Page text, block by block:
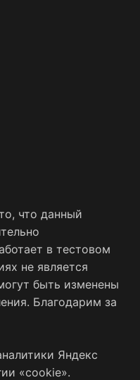
что данный
в тестовом
не является
быть изменены
Благодарим за
Яндекс
«cookie».